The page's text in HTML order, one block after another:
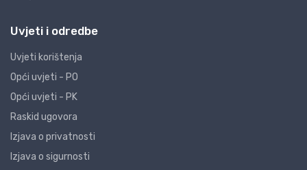
Uvjeti i odredbe
Uvjeti korištenja
Opći uvjeti - PO
Opći uvjeti - PK
Raskid ugovora
Izjava o privatnosti
Izjava o sigurnosti